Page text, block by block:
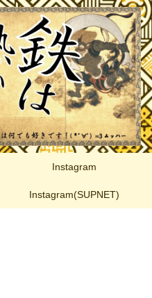
Instagram
Instagram(SUPNET)